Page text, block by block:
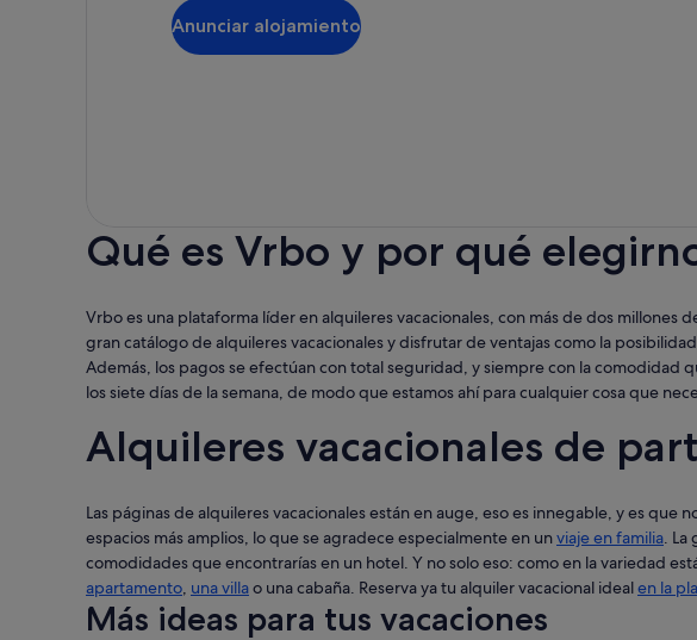
Anunciar alojamiento
Qué es Vrbo y por qué
Vrbo es una plataforma líder en alquileres vacacionales, con más de dos
gran catálogo de alquileres vacacionales y disfrutar de ventajas como la
Además, los pagos se efectúan con total seguridad, y siempre con la comodidad
los siete días de la semana, de modo que estamos ahí para cualquier cosa que
Alquileres vacacionales de
Las páginas de alquileres vacacionales están en auge, eso es innegable, y es
espacios más amplios, lo que se agradece especialmente en unviaje en familia. La
comodidades que encontrarías en un hotel. Y no solo eso: como en la variedad
apartamento, una villao una cabaña. Reserva ya tu alquiler vacacional idealen la
Más ideas para tus vacaciones